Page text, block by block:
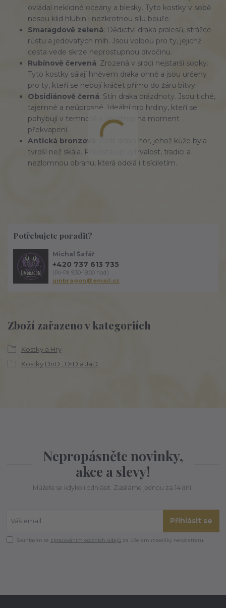
ovládal neklidné oceány a blesky. Tyto kostky v sobě
nesou klid hlubin i nezkrotnou sílu bouře.
Smaragdově zelená: Dědictví draka pralesů, strážce
růstu a jedovatých mlh. Jsou volbou pro ty, jejichž
cesta vede skrze neprostupnou divočinu.
Rubínově červená: Zrozená v srdci nejstarší sopky.
Tyto kostky sálají hněvem draka ohně a jsou určeny
pro ty, kteří se nebojí kráčet přímo do žáru bitvy.
Obsidiánově černá: Stín draka prázdnoty. Jsou tiché,
tajemné a neúprosné. Ideální pro hrdiny, kteří se
pohybují v temnotě a spoléhají na moment
překvapení.
Antická bronzová
: Čest draka hor, jehož kůže byla
tvrdší než skála. Představují vytrvalost, tradici a
nezlomnou obranu, která odolá i tisíciletím.
Zboží zařazeno v kategoriích
Kostky a Hry
Kostky DnD , DrD a JaD
Potřebujete poradit?
Michal Šafář
+420 737 613 735
(Po-Pá 9:30-18:00 hod.)
umbragon@email.cz
Nepropásněte novinky,
akce a slevy!
Můžete se kdykoli odhlásit. Zasíláme jednou za 14 dní.
Přihlásit se
Souhlasím se zpracováním osobních údajů za účelem rozesílky newsletteru.